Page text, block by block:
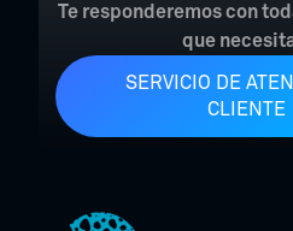
Te responderemos con
que
SERVICIO DE
CLIENTE